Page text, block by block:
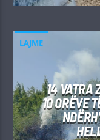
LAJME
14 VATRA
10 ORËVE